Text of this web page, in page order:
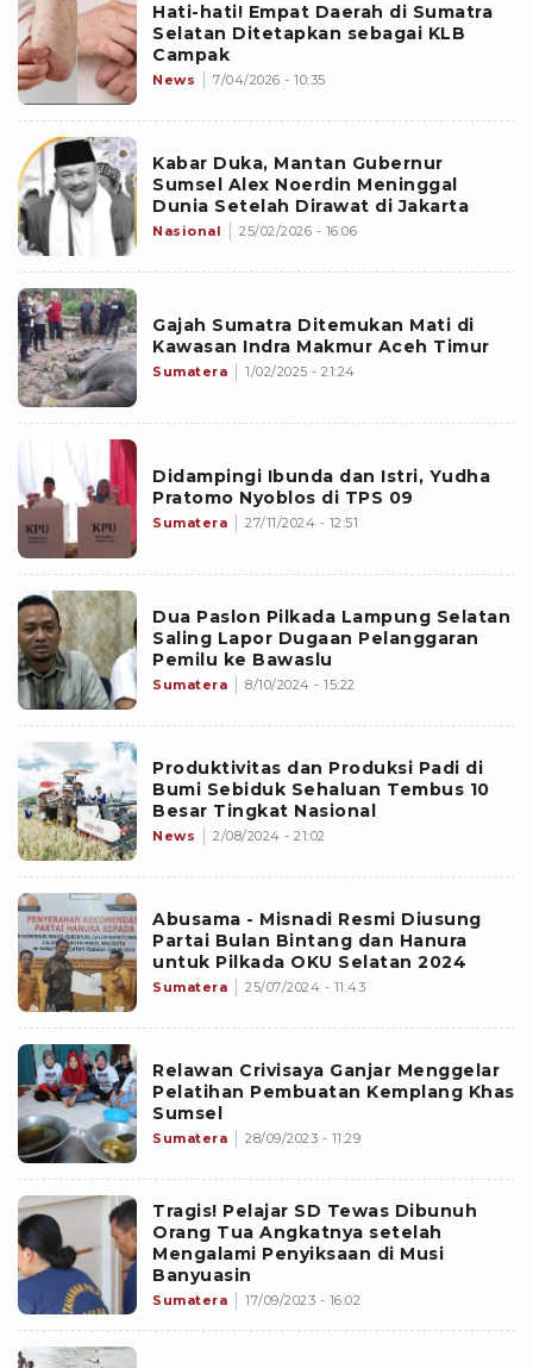
Hati-hati! Empat Daerah di Sumatra
Selatan Ditetapkan sebagai KLB
Campak
News 7/04/2026 - 10:35
Kabar Duka, Mantan Gubernur
Sumsel Alex Noerdin Meninggal
Dunia Setelah Dirawat di Jakarta
Nasional 25/02/2026 - 16:06
Gajah Sumatra Ditemukan Mati di
Kawasan Indra Makmur Aceh Timur
Sumatera 1/02/2025 - 21:24
Didampingi Ibunda dan Istri, Yudha
Pratomo Nyoblos di TPS 09
Sumatera 27/11/2024 - 12:51
Dua Paslon Pilkada Lampung Selatan
Saling Lapor Dugaan Pelanggaran
Pemilu ke Bawaslu
Sumatera 8/10/2024 - 15:22
Produktivitas dan Produksi Padi di
Bumi Sebiduk Sehaluan Tembus 10
Besar Tingkat Nasional
News 2/08/2024 - 21:02
Abusama - Misnadi Resmi Diusung
Partai Bulan Bintang dan Hanura
untuk Pilkada OKU Selatan 2024
Sumatera 25/07/2024 - 11:43
Relawan Crivisaya Ganjar Menggelar
Pelatihan Pembuatan Kemplang Khas
Sumsel
Sumatera 28/09/2023 - 11:29
Tragis! Pelajar SD Tewas Dibunuh
Orang Tua Angkatnya setelah
Mengalami Penyiksaan di Musi
Banyuasin
Sumatera 17/09/2023 - 16:02